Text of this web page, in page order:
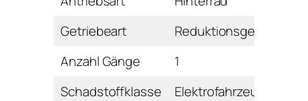
Getriebeart
Reduktionsgetriebe
Anzahl Gänge
1
Schadstoffklasse
Elektrofahrzeug